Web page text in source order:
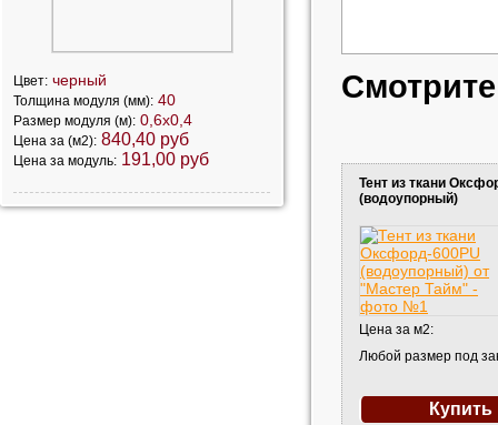
Цвет: черный
Толщина модуля (мм): 40
Размер модуля (м): 0,6х0,4
Цена за (м2): 840,40 руб
Цена за модуль: 191,00 руб
Тент из ткани
(водоупорный)
Цена за м2:
Любой размер под
Купить